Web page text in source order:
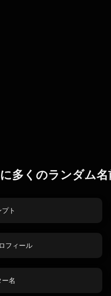
多くのランダム
ト
フィール
名